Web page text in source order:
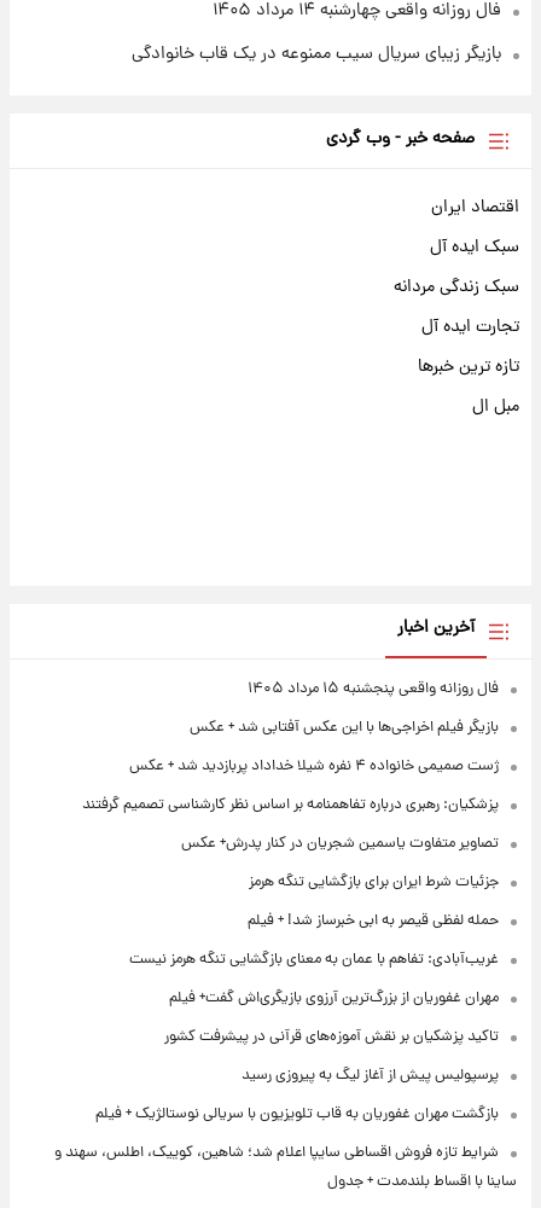
فال روزانه واقعی چهارشنبه ۱۴ مرداد ۱۴۰۵
بازیگر زیبای سریال سیب ممنوعه در یک قاب خانوادگی
صفحه خبر - وب گردی
اقتصاد ایران
سبک ایده آل
سبک زندگی مردانه
تجارت ایده آل
تازه ترین خبرها
مبل ال
آخرین اخبار
فال روزانه واقعی پنجشنبه ۱۵ مرداد ۱۴۰۵
بازیگر فیلم اخراجی‌ها با این عکس آفتابی شد + عکس
ژست صمیمی خانواده ۴ نفره شیلا خداداد پربازدید شد + عکس
پزشکیان: رهبری درباره تفاهمنامه بر اساس نظر کارشناسی تصمیم گرفتند
تصاویر متفاوت یاسمین شجریان در کنار پدرش+ عکس
جزئیات شرط ایران برای بازگشایی تنگه هرمز
حمله لفظی قیصر به ابی خبرساز شد! + فیلم
غریب‌آبادی: تفاهم با عمان به معنای بازگشایی تنگه هرمز نیست
مهران غفوریان از بزرگ‌ترین آرزوی بازیگری‌اش گفت+ فیلم
تاکید پزشکیان بر نقش آموزه‌های قرآنی در پیشرفت کشور
پرسپولیس پیش از آغاز لیگ به پیروزی رسید
بازگشت مهران غفوریان به قاب تلویزیون با سریالی نوستالژیک + فیلم
شرایط تازه فروش اقساطی سایپا اعلام شد؛ شاهین، کوییک، اطلس، سهند و
ساینا با اقساط بلندمدت + جدول